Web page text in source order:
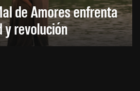
de Amores enfrenta
y revolución